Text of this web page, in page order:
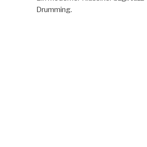
Drumming.